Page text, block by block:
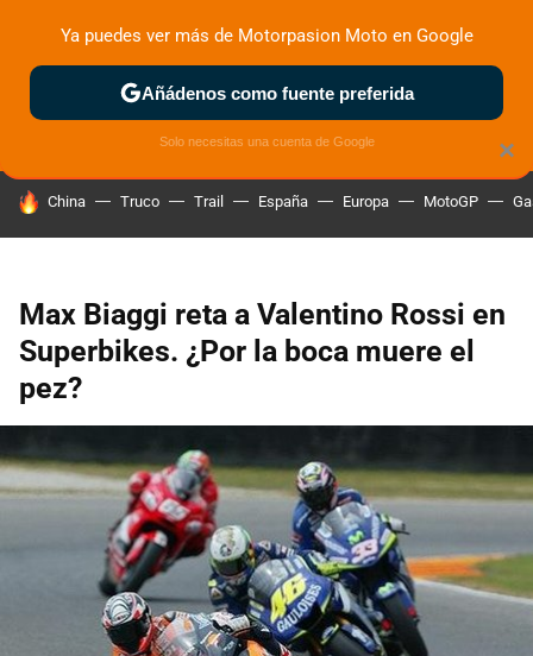
ZONA DE PRUEBAS DEPORTIVAS MOTOS ELÉCTRICAS
HOY SE HABLA DE
China Truco Trail España Europa MotoGP
Max Biaggi reta a Valentino Rossi en
Superbikes. ¿Por la boca muere el
pez?
×
Ya puedes ver más de Motorpasion Moto en Google
Añádenos como fuente preferida
Solo necesitas una cuenta de Google